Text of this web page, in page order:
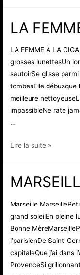
LA
LA FEMME À LA
grosses lunettesUn
sautoirSe glisse
tombesElle débusque
meilleure
impassibleNe rate
…
LA
LA
Lire la suite »
Marseille
grand soleilEn pleine
Bonne
l’parisienDe Saint-
capitaleQue j’ai dans
ProvenceSi